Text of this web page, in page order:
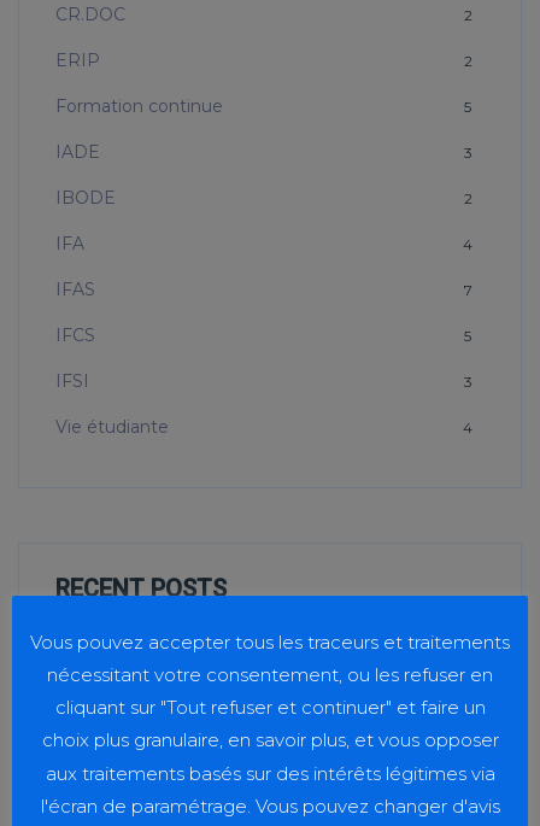
CR.DOC 2
ERIP 2
Formation continue 5
IADE 3
IBODE 2
IFA 4
IFAS 7
IFCS 5
IFSI 3
Vie étudiante 4
RECENT POSTS
Taxe d’apprentissage 2026
20 juillet 2026
Journée Handicap Interfilières
20 juillet 2026
Vous pouvez accepter tous les traceurs et traitements
nécessitant votre consentement, ou les refuser en
cliquant sur "Tout refuser et continuer" et faire un
choix plus granulaire, en savoir plus, et vous opposer
aux traitements basés sur des intérêts légitimes via
l'écran de paramétrage. Vous pouvez changer d'avis